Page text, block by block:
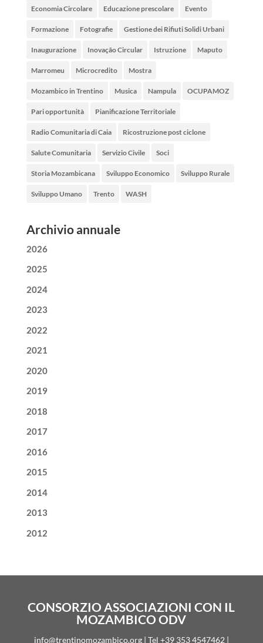
Economia Circolare Educazione prescolare Evento
Formazione Fotografie Gestione dei Rifiuti Solidi Urbani
Inaugurazione Inovação Circular Istruzione Maputo
Marromeu Microcredito Mostra
Mozambico in Trentino Musica Nampula OCUPAMOZ
Pari opportunità Pianificazione Territoriale
Radio Comunitaria di Caia Ricostruzione post ciclone
Salute Comunitaria Servizio Civile Soci
Storia Mozambicana Sviluppo Economico Sviluppo Rurale
Sviluppo Umano Trento WASH
Archivio annuale
2026
2025
2024
2023
2022
2021
2020
2019
2018
2017
2016
2015
2014
2013
2012
CONSORZIO ASSOCIAZIONI CON IL
MOZAMBICO ODV
info@trentinomozambico.org | Tel +39 353 4547462 |